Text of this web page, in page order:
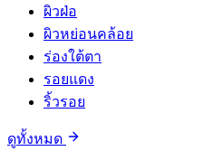
ผิวฝ่อ
ผิวหย่อนคล้อย
ร่องใต้ตา
รอยแดง
ริ้วรอย
ดูทั้งหมด